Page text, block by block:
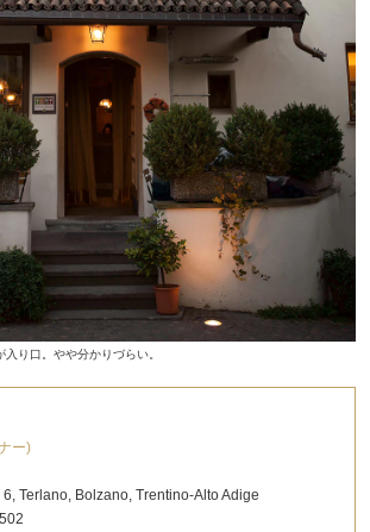
り口。やや分かりづらい。
ー)
Terlano, Bolzano, Trentino-Alto Adige